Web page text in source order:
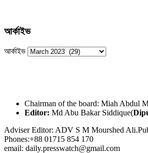
আর্কাইভ
আর্কাইভ
Chairman of the board: Miah Abdul
Editor: Md Abu Bakar Siddique(
Adviser Editor: ADV S M Mourshed
Phones:+88 01715 854 170
email: daily.presswatch@gmail.com